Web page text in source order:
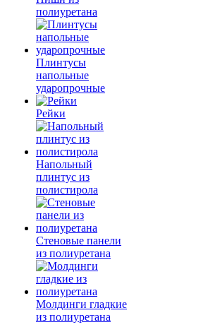
полиуретана
Плинтусы
напольные
ударопрочные
Рейки
Напольный
плинтус из
полистирола
Стеновые панели
из полиуретана
Молдинги гладкие
из полиуретана